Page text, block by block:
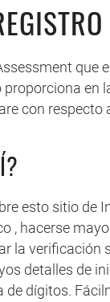
con respecto
esto sitio de
hacerse
la
detalles de
dígitos.